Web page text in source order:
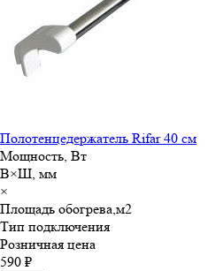
Полотенцедержатель Rifar 40 см
Мощность, Вт
В×Ш, мм
×
Площадь обогрева,м2
Тип подключения
Розничная цена
590 ₽